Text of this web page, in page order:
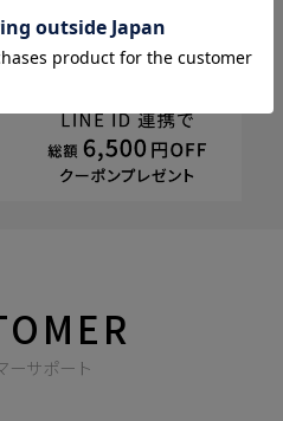
ーサポート